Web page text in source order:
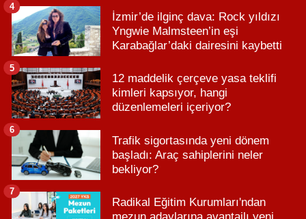
İzmir’de ilginç dava: Rock yıldızı
Yngwie Malmsteen’in eşi
Karabağlar’daki dairesini kaybetti
4
12 maddelik çerçeve yasa teklifi
kimleri kapsıyor, hangi
düzenlemeleri içeriyor?
5
Trafik sigortasında yeni dönem
başladı: Araç sahiplerini neler
bekliyor?
6
Radikal Eğitim Kurumları'ndan
7